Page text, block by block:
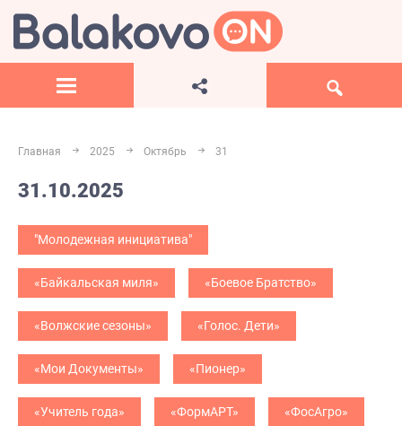
Главная 2025 Октябрь 31
31.10.2025
"Молодежная инициатива"
«Байкальская миля» «Боевое Братство»
«Волжские сезоны» «Голос. Дети»
«Мои Документы» «Пионер»
«Учитель года» «ФормАРТ» «ФосАгро»